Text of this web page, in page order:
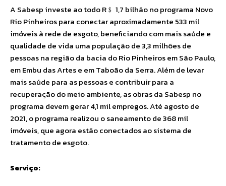
A Sabesp investe ao todo R﹩ 1,7 bilhão no programa Novo
Rio Pinheiros para conectar aproximadamente 533 mil
imóveis à rede de esgoto, beneficiando com mais saúde e
qualidade de vida uma população de 3,3 milhões de
pessoas na região da bacia do Rio Pinheiros em São Paulo,
em Embu das Artes e em Taboão da Serra. Além de levar
mais saúde para as pessoas e contribuir para a
recuperação do meio ambiente, as obras da Sabesp no
programa devem gerar 4,1 mil empregos. Até agosto de
2021, o programa realizou o saneamento de 368 mil
imóveis, que agora estão conectados ao sistema de
tratamento de esgoto.
Serviço: